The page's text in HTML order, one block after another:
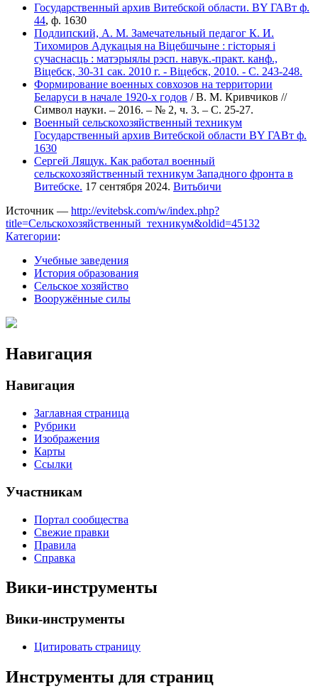
Государственный архив Витебской области. BY ГАВт ф.
44, ф. 1630
Подлипский, А. М. Замечательный педагог К. И.
Тихомиров Адукацыя на Віцебшчыне : гісторыя і
сучаснасць : матэрыялы рэсп. навук.-практ. канф.,
Віцебск, 30-31 сак. 2010 г. - Віцебск, 2010. - С. 243-248.
Формирование военных совхозов на территории
Беларуси в начале 1920-х годов / В. М. Кривчиков //
Символ науки. – 2016. – № 2, ч. 3. – С. 25-27.
Военный сельскохозяйственный техникум
Государственный архив Витебской области BY ГАВт ф.
1630
Сергей Лящук. Как работал военный
сельскохозяйственный техникум Западного фронта в
Витебске. 17 сентября 2024. Витьбичи
Источник — http://evitebsk.com/w/index.php?
title=Сельскохозяйственный_техникум&oldid=45132
Категории:
Учебные заведения
История образования
Сельское хозяйство
Вооружённые силы
Навигация
Навигация
Заглавная страница
Рубрики
Изображения
Карты
Ссылки
Участникам
Портал сообщества
Свежие правки
Правила
Справка
Вики-инструменты
Вики-инструменты
Цитировать страницу
Инструменты для страниц